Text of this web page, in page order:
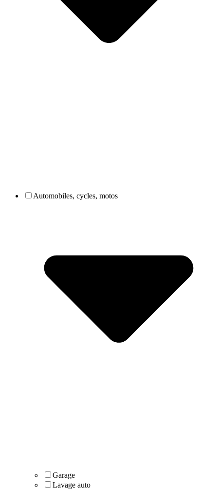
Automobiles, cycles, motos
Garage
Lavage auto